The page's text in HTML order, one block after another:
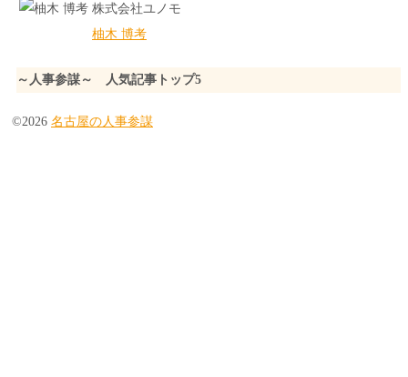
株式会社ユノモ
柚木 博考
～人事参謀～ 人気記事トップ5
©2026 名古屋の人事参謀